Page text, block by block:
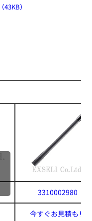
（43KB）
3310002980
今すぐお見積もり